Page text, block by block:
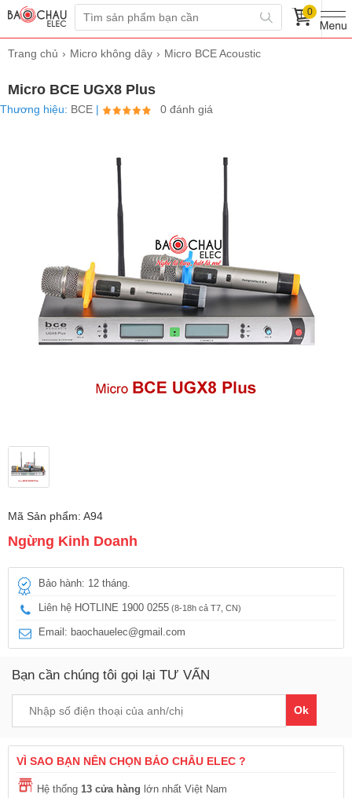
0
Trang chủ Micro không dây Micro BCE Acoustic
Micro BCE UGX8 Plus
Thương hiệu: BCE | 0 đánh giá
Mã Sản phẩm: A94
Ngừng Kinh Doanh
Bảo hành: 12 tháng.
Liên hệ HOTLINE 1900 0255 (8-18h cả T7, CN)
Email: baochauelec@gmail.com
Bạn cần chúng tôi gọi lại TƯ VẤN
Ok
VÌ SAO BẠN NÊN CHỌN BẢO CHÂU ELEC ?
Hệ thống 13 cửa hàng lớn nhất Việt Nam